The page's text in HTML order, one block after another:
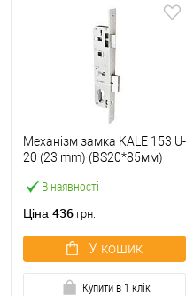
В наявності
Механізм замка KALE 153 U-
20 (23 mm) (BS20*85мм)
Ціна 436 грн.
У кошик
Купити в 1 клік